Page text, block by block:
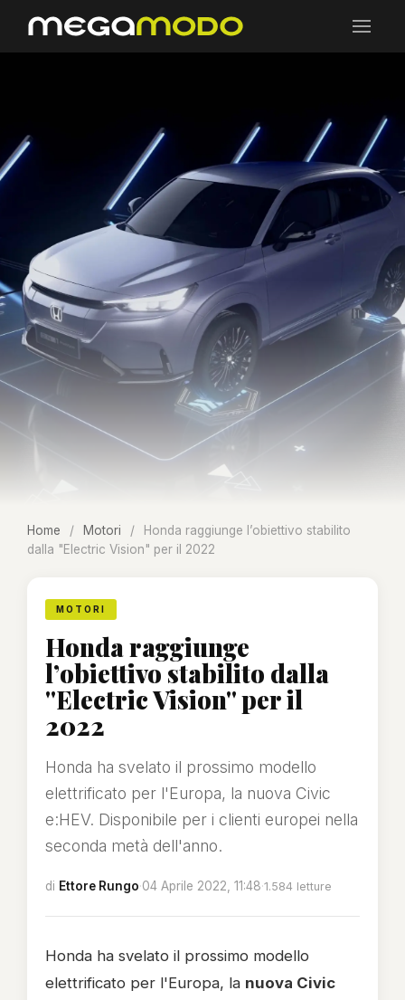
Home / Motori /
Honda raggiunge l’obiettivo stabilito
dalla "Electric Vision" per il 2022
MOTORI
Honda raggiunge
l’obiettivo stabilito dalla
"Electric Vision" per il
2022
Honda ha svelato il prossimo modello
elettrificato per l'Europa, la nuova Civic
e:HEV. Disponibile per i clienti europei nella
seconda metà dell'anno.
di Ettore Rungo·04 Aprile 2022, 11:48·1.584 letture
Honda ha svelato il prossimo modello
elettrificato per l'Europa, la nuova Civic